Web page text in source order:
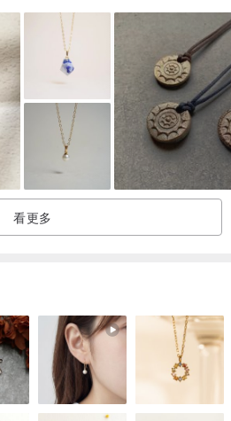
到，可用清水洗净擦干 )
含假日）。
可能帮您处理。
节链条长短 (调节方式详见下方影
以下维修价目表酌收修缮费用
进行上色，每一副都会是独一无二
设计师会尽可能与商品图达成90%以
友再订购!!
剂分布在尾巴上，透过类似“流体画”
看更多